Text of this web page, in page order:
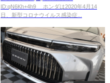
ID:qN6Kh+4h9 ホンダは2020年4月14
日、新型コロナウイルス感染症...